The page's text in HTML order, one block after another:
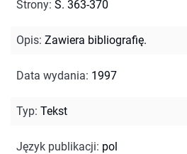
Strony: S. 363-370
Opis: Zawiera bibliografię.
Data wydania: 1997
Typ: Tekst
Język publikacji: pol